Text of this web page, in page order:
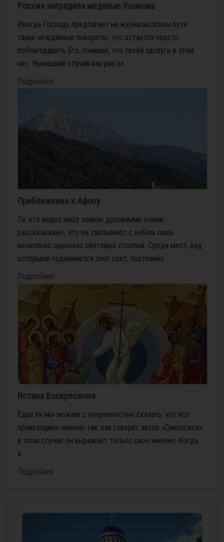
Россия наградила медалью Ушакова
Иногда Господь предлагает на журналистском пути
такие нежданные повороты, что остается просто
поблагодарить Его, понимая, что твоей заслуги в этом
нет. Нынешний случай как раз из...
Подробнее
Приближения к Афону
Те, кто видел нашу землю духовными очами,
рассказывают, что ее связывают с небом лишь
несколько одиноких световых столпов. Среди мест, над
которыми поднимается этот свет, постоянно...
Подробнее
Истина Воскресения
Едва ли мы можем с уверенностью сказать, что все
происходило именно так, как говорит автор «Синопсиса»,
в этом случае он выражает только свое мнение. Когда
я...
Подробнее